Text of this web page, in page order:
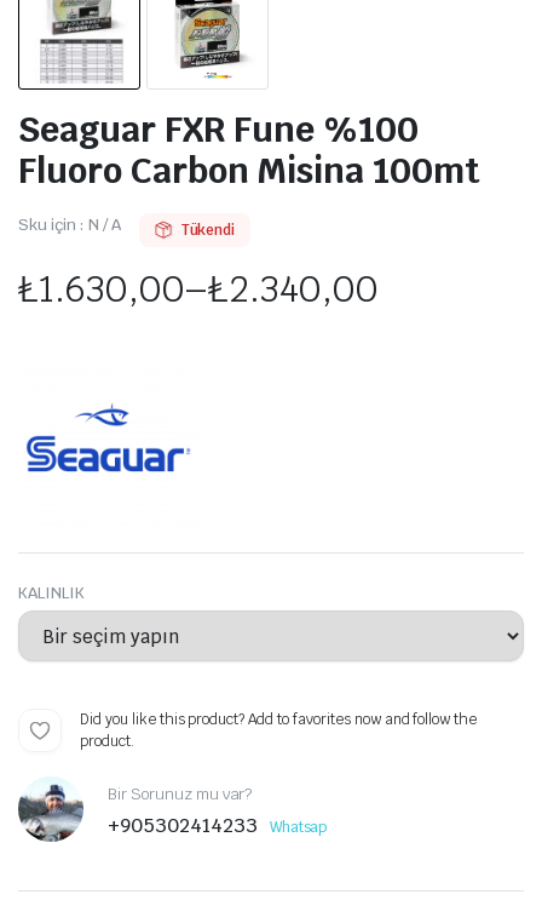
Seaguar FXR Fune %100
Fluoro Carbon Misina 100mt
Sku için : N / A Tükendi
₺1.630,00–₺2.340,00
₺1.630,00
-
KALINLIK
Did you like this product? Add to favorites now and follow the
product.
Bir Sorunuz mu var?
+905302414233 Whatsap